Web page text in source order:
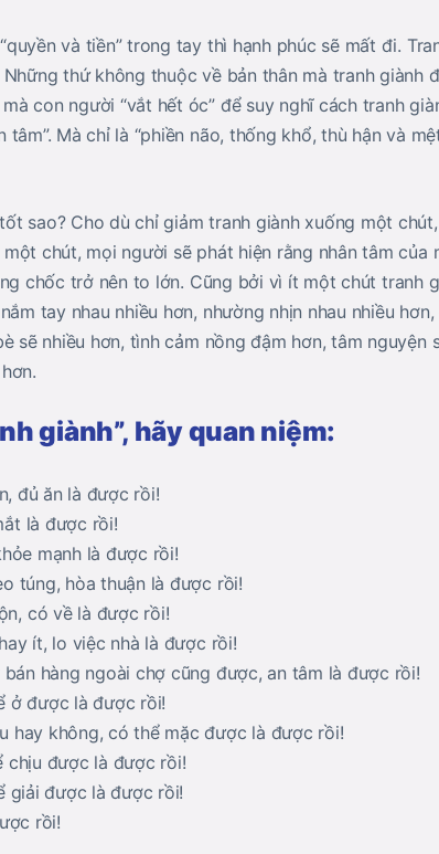
và tiền” trong tay thì hạnh phúc sẽ mất đi.
thứ không thuộc về bản thân mà tranh giành
con người “vắt hết óc” để suy nghĩ cách tranh
tâm”. Mà chỉ là “phiền não, thống khổ, thù hận và
sao? Cho dù chỉ giảm tranh giành xuống một
chút, mọi người sẽ phát hiện rằng nhân tâm của
chốc trở nên to lớn. Cũng bởi vì ít một chút tranh
tay nhau nhiều hơn, nhường nhịn nhau nhiều
sẽ nhiều hơn, tình cảm nồng đậm hơn, tâm nguyện
giành”, hãy quan niệm:
đủ ăn là được rồi!
là được rồi!
mạnh là được rồi!
túng, hòa thuận là được rồi!
có về là được rồi!
ít, lo việc nhà là được rồi!
hàng ngoài chợ cũng được, an tâm là được rồi!
ở được là được rồi!
hay không, có thể mặc được là được rồi!
chịu được là được rồi!
giải được là được rồi!
rồi!